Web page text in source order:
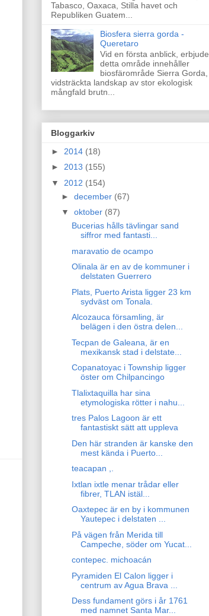
Tabasco, Oaxaca, Stilla havet och
Republiken Guatem...
Biosfera sierra gorda -
Queretaro
Vid en första anblick,
detta område innehåller
biosfärområde Sierra Gorda,
vidsträckta landskap av stor ekologisk
mångfald brutn...
Bloggarkiv
► 2014 (18)
► 2013 (155)
▼ 2012 (154)
► december (67)
▼ oktober (87)
Bucerias hålls tävlingar sand
siffror med fantasti...
maravatio de ocampo
Olinala är en av de kommuner i
delstaten Guerrero
Plats, Puerto Arista ligger 23 km
sydväst om Tonala.
Alcozauca församling, är
belägen i den östra delen...
Tecpan de Galeana, är en
mexikansk stad i delstate...
Copanatoyac i Township ligger
öster om Chilpancingo
Tlalixtaquilla har sina
etymologiska rötter i nahu...
tres Palos Lagoon är ett
fantastiskt sätt att uppleva
Den här stranden är kanske den
mest kända i Puerto...
teacapan ,.
Ixtlan ixtle menar trådar eller
fibrer, TLAN istäl...
Oaxtepec är en by i kommunen
Yautepec i delstaten ...
På vägen från Merida till
Campeche, söder om Yucat...
contepec. michoacán
Pyramiden El Calon ligger i
centrum av Agua Brava ...
Dess fundament görs i år 1761
med namnet Santa Mar...